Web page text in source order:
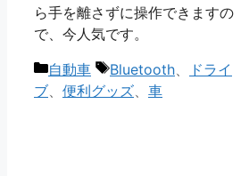
ら手を離さずに操作できますの
で、今人気です。
カ
テ
自動車
タ
グ
Bluetooth
ドライ
ブ
便利グッズ 車